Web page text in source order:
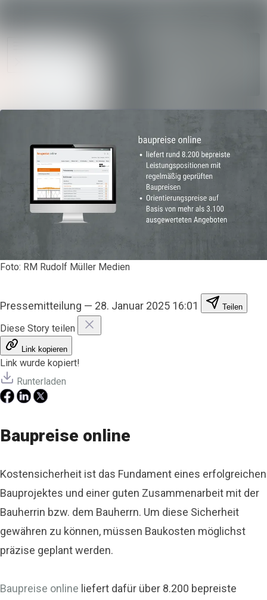
Foto: RM Rudolf Müller Medien
Pressemitteilung — 28. Januar 2025 16:01 Teilen
Diese Story teilen
Link kopieren
Link wurde kopiert!
Runterladen
Baupreise online
Kostensicherheit ist das Fundament eines erfolgreichen
Bauprojektes und einer guten Zusammenarbeit mit der
Bauherrin bzw. dem Bauherrn. Um diese Sicherheit
gewähren zu können, müssen Baukosten möglichst
präzise geplant werden.
Baupreise online liefert dafür über 8.200 bepreiste